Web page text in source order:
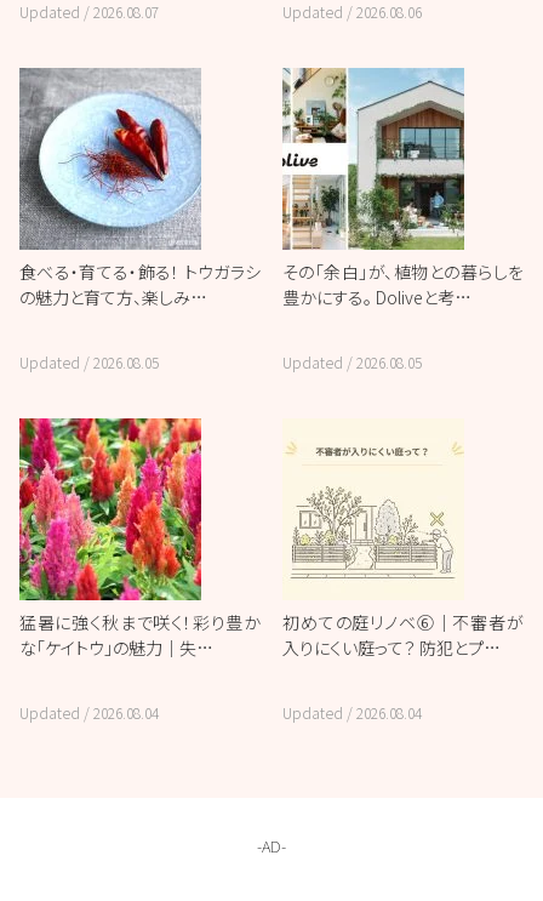
Updated /2026.08.07 Updated /2026.08.06
食べる・育てる・飾る！ トウガラシ
の魅力と育て方、楽しみ…
Updated /2026.08.05
その「余白」が、植物との暮らしを
豊かにする。 Doliveと考…
Updated /2026.08.05
猛暑に強く秋まで咲く！彩り豊か
な「ケイトウ」の魅力｜失…
Updated /2026.08.04
初めての庭リノベ⑥｜不審者が
入りにくい庭って？ 防犯とプ…
Updated /2026.08.04